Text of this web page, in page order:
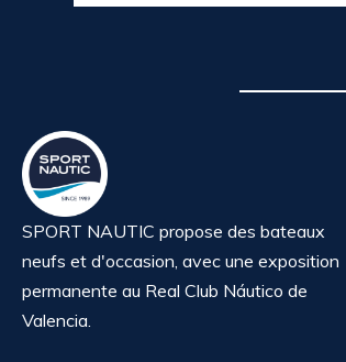
SPORT NAUTIC propose des bateaux
neufs et d'occasion, avec une exposition
permanente au Real Club Náutico de
Valencia.